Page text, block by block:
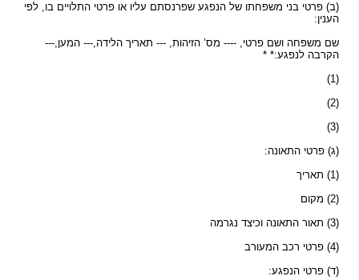
(ב) פרטי בני משפחתו של הנפגע שפרנסתם עליו או פרטי התלויים בו, לפי
הענין:
שם משפחה ושם פרטי, ---- מס’ הזיהות, --- תאריך הלידה,--- המען,---
הקרבה לנפגע:* *
(1)
(2)
(3)
(ג) פרטי התאונה:
(1) תאריך
(2) מקום
(3) תאור התאונה וכיצד נגרמה
(4) פרטי רכב המעורב
(ד) פרטי הנפגע: